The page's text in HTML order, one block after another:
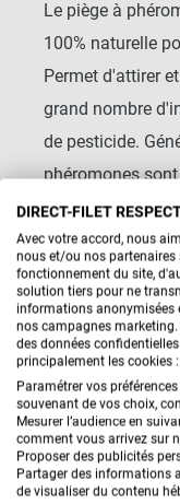
Le piège à
100% naturelle
Permet d'attirer
grand nombre
de pesticide.
phéromones
plants soit vers
cible
Le piège à
pression du
vous permettra
lefilet anti-
Pour une
vents violents
cultures,
Lire la suite
DIRECT-FILET
Avec votre accord, nous
nous et/ou nos partenaires
fonctionnement du site,
solution tiers pour ne
informations anonymisées
nos campagnes
des données
principalement les cookies :
Paramétrer vos
souvenant de vos choix,
Mesurer l’audience en
comment vous arrivez sur
Proposer des publicités
Partager des informations
de visualiser du contenu